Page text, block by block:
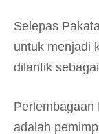
Selepas
untuk menjadi
dilantik
Perlembagaan
adalah